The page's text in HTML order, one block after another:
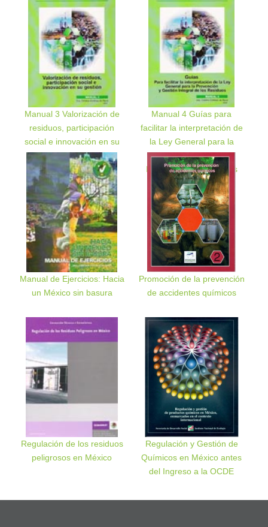
Manual 3 Valorización de
residuos, participación
social e innovación en su
gestión
Manual 4 Guías para
facilitar la interpretación de
la Ley General para la
Prevención y Gestión
Integral de los Residuos
Manual de Ejercicios: Hacia
un México sin basura
Promoción de la prevención
de accidentes químicos
Regulación de los residuos
peligrosos en México
Regulación y Gestión de
Químicos en México antes
del Ingreso a la OCDE